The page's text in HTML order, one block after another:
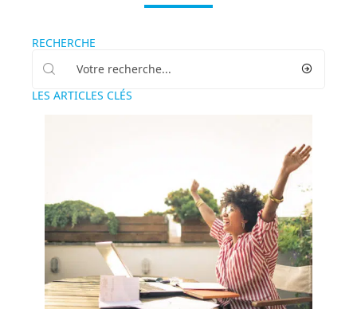
RECHERCHE
LES ARTICLES CLÉS